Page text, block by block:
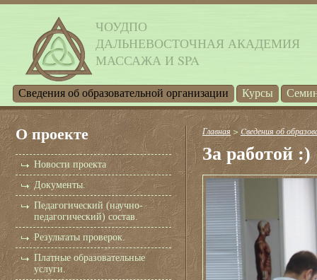
ЧОУДПО
ДАЛЬНЕВОСТОЧНАЯ АКАДЕМИЯ
МАССАЖА И SPA
Cведения об образовательной организации Курсы
О проекте
Новости проекта
Документы.
Педагогический (научно-
педагогический) состав.
Результаты проверок.
Платные образовательные
услуги.
Главная > Cведения об
За работой :)